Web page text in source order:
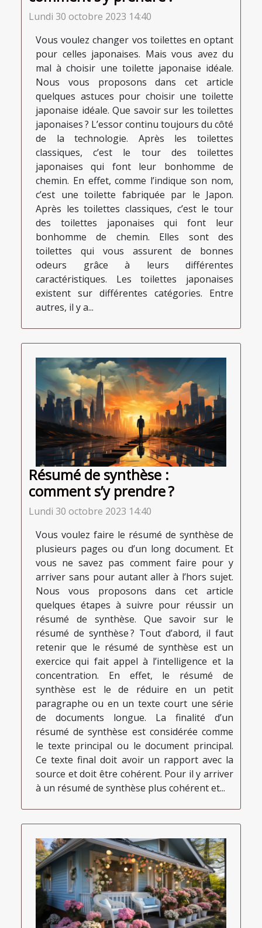
Lundi 30 octobre 2023 14:40
Vous voulez changer vos toilettes en optant
pour celles japonaises. Mais vous avez du
mal à choisir une toilette japonaise idéale.
Nous vous proposons dans cet article
quelques astuces pour choisir une toilette
japonaise idéale. Que savoir sur les toilettes
japonaises ? L’essor continu toujours du côté
de la technologie. Après les toilettes
classiques, c’est le tour des toilettes
japonaises qui font leur bonhomme de
chemin. En effet, comme l’indique son nom,
c’est une toilette fabriquée par le Japon.
Après les toilettes classiques, c’est le tour
des toilettes japonaises qui font leur
bonhomme de chemin. Elles sont des
toilettes qui vous assurent de bonnes
odeurs grâce à leurs différentes
caractéristiques. Les toilettes japonaises
existent sur différentes catégories. Entre
autres, il y a...
Résumé de synthèse :
comment s’y prendre ?
Lundi 30 octobre 2023 14:40
Vous voulez faire le résumé de synthèse de
plusieurs pages ou d’un long document. Et
vous ne savez pas comment faire pour y
arriver sans pour autant aller à l’hors sujet.
Nous vous proposons dans cet article
quelques étapes à suivre pour réussir un
résumé de synthèse. Que savoir sur le
résumé de synthèse ? Tout d’abord, il faut
retenir que le résumé de synthèse est un
exercice qui fait appel à l’intelligence et la
concentration. En effet, le résumé de
synthèse est le de réduire en un petit
paragraphe ou en un texte court une série
de documents longue. La finalité d’un
résumé de synthèse est considérée comme
le texte principal ou le document principal.
Ce texte final doit avoir un rapport avec la
source et doit être cohérent. Pour il y arriver
à un résumé de synthèse plus cohérent et...